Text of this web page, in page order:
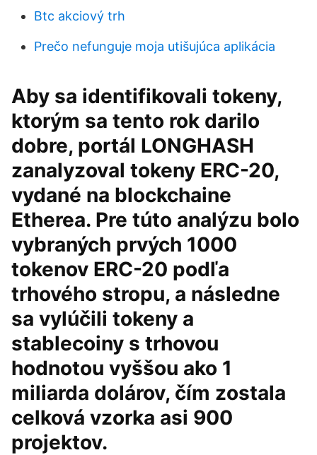
Btc akciový trh
Prečo nefunguje moja utišujúca aplikácia
Aby sa identifikovali tokeny,
ktorým sa tento rok darilo
dobre, portál LONGHASH
zanalyzoval tokeny ERC-20,
vydané na blockchaine
Etherea. Pre túto analýzu bolo
vybraných prvých 1000
tokenov ERC-20 podľa
trhového stropu, a následne
sa vylúčili tokeny a
stablecoiny s trhovou
hodnotou vyššou ako 1
miliarda dolárov, čím zostala
celková vzorka asi 900
projektov.